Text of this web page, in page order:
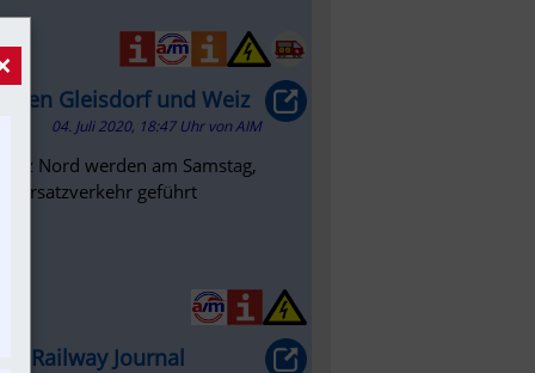
Gleisdorf und Weiz
04. Juli 2020, 18:47 Uhr vonAIM
Nord werden am Samstag,
geführt
Railway Journal